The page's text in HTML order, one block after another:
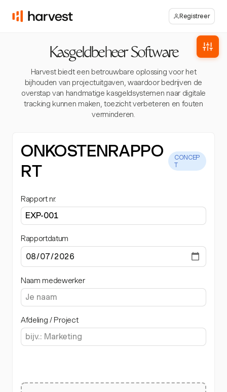
Registreer
Kasgeldbeheer Software
Harvest biedt een betrouwbare oplossing voor het
bijhouden van projectuitgaven, waardoor bedrijven de
overstap van handmatige kasgeldsystemen naar digitale
tracking kunnen maken, toezicht verbeteren en fouten
verminderen.
ONKOSTENRAPPO
RT
CONCEP
T
Rapport nr.
Rapportdatum
Naam medewerker
Afdeling / Project